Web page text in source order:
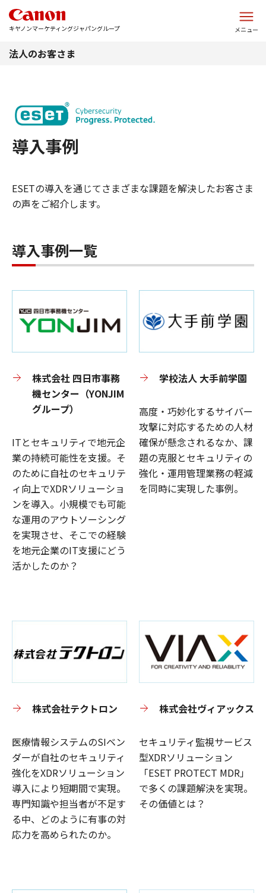
キヤノンマーケティングジャパングループ メニュー
法人のお客さま
導入事例
ESETの導入を通じてさまざまな課題を解決したお客さま
の声をご紹介します。
導入事例一覧
株式会社 四日市事務
機センター（YONJIM
グループ）
ITとセキュリティで地元企
業の持続可能性を支援。そ
のために自社のセキュリテ
ィ向上でXDRソリューショ
ンを導入。小規模でも可能
な運用のアウトソーシング
を実現させ、そこでの経験
を地元企業のIT支援にどう
活かしたのか？
学校法人 大手前学園
高度・巧妙化するサイバー
攻撃に対応するための人材
確保が懸念されるなか、課
題の克服とセキュリティの
強化・運用管理業務の軽減
を同時に実現した事例。
株式会社テクトロン
医療情報システムのSIベン
ダーが自社のセキュリティ
強化をXDRソリューション
導入により短期間で実現。
専門知識や担当者が不足す
る中、どのように有事の対
応力を高められたのか。
株式会社ヴィアックス
セキュリティ監視サービス
型XDRソリューション
「ESET PROTECT MDR」
で多くの課題解決を実現。
その価値とは？